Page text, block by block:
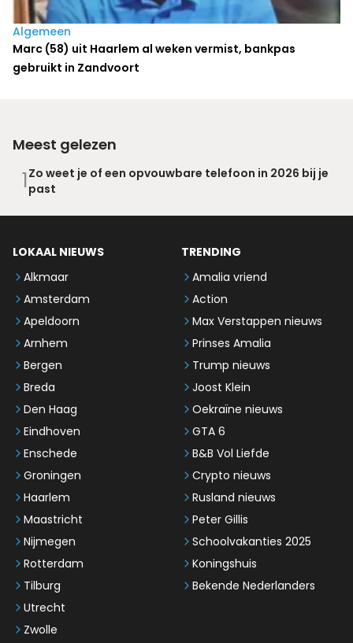
Algemeen
Marc (58) uit Haarlem al weken vermist, bankpas
gebruikt in Zandvoort
Meest gelezen
1Zo weet je of een opvouwbare telefoon in 2026 bij je
past
LOKAAL NIEUWS
Alkmaar
Amsterdam
Apeldoorn
Arnhem
Bergen
Breda
Den Haag
Eindhoven
Enschede
Groningen
Haarlem
Maastricht
Nijmegen
Rotterdam
Tilburg
Utrecht
Zwolle
TRENDING
Amalia vriend
Action
Max Verstappen nieuws
Prinses Amalia
Trump nieuws
Joost Klein
Oekraïne nieuws
GTA 6
B&B Vol Liefde
Crypto nieuws
Rusland nieuws
Peter Gillis
Schoolvakanties 2025
Koningshuis
Bekende Nederlanders